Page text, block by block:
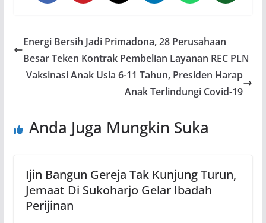
Energi Bersih Jadi Primadona, 28 Perusahaan
Besar Teken Kontrak Pembelian Layanan REC PLN
Vaksinasi Anak Usia 6-11 Tahun, Presiden Harap
Anak Terlindungi Covid-19
Anda Juga Mungkin Suka
Ijin Bangun Gereja Tak Kunjung Turun,
Jemaat Di Sukoharjo Gelar Ibadah
Perijinan